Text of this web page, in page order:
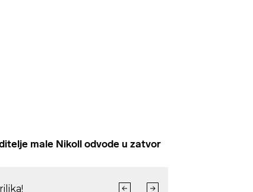
male Nikoll odvode u zatvor